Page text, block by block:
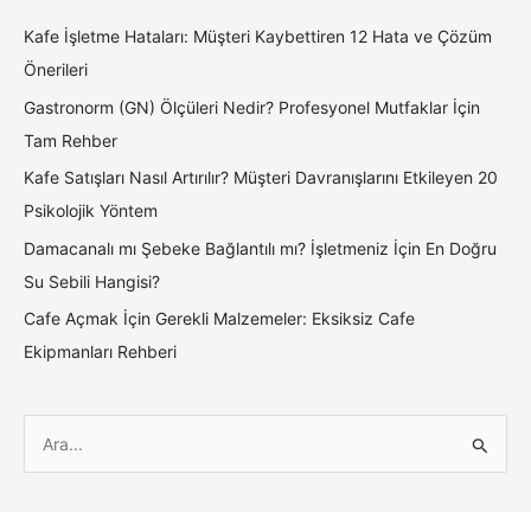
Kafe İşletme Hataları: Müşteri Kaybettiren 12 Hata ve Çözüm
Önerileri
Gastronorm (GN) Ölçüleri Nedir? Profesyonel Mutfaklar İçin
Tam Rehber
Kafe Satışları Nasıl Artırılır? Müşteri Davranışlarını Etkileyen 20
Psikolojik Yöntem
Damacanalı mı Şebeke Bağlantılı mı? İşletmeniz İçin En Doğru
Su Sebili Hangisi?
Cafe Açmak İçin Gerekli Malzemeler: Eksiksiz Cafe
Ekipmanları Rehberi